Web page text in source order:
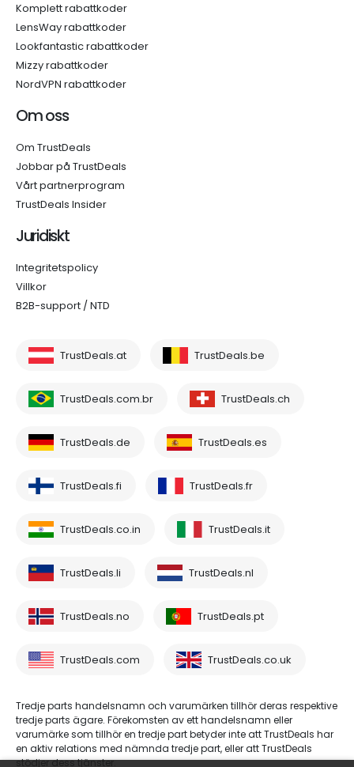
Komplett rabattkoder
LensWay rabattkoder
Lookfantastic rabattkoder
Mizzy rabattkoder
NordVPN rabattkoder
Om oss
Om TrustDeals
Jobbar på TrustDeals
Vårt partnerprogram
TrustDeals Insider
Juridiskt
Integritetspolicy
Villkor
B2B-support / NTD
TrustDeals.at TrustDeals.be
TrustDeals.com.br TrustDeals.ch
TrustDeals.de TrustDeals.es
TrustDeals.fi TrustDeals.fr
TrustDeals.co.in TrustDeals.it
TrustDeals.li TrustDeals.nl
TrustDeals.no TrustDeals.pt
TrustDeals.com TrustDeals.co.uk
Tredje parts handelsnamn och varumärken tillhör deras respektive
tredje parts ägare. Förekomsten av ett handelsnamn eller
varumärke som tillhör en tredje part betyder inte att TrustDeals har
en aktiv relations med nämnda tredje part, eller att TrustDeals
stödjer dess tjänster.